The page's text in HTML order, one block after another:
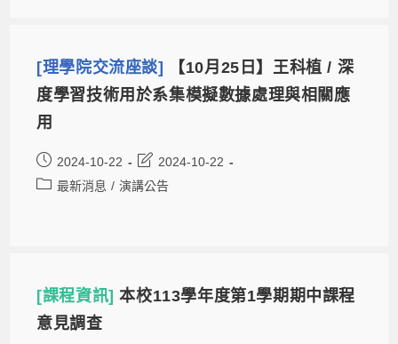
[理學院交流座談]
【10月25日】王科植 / 深
度學習技術用於系集模擬數據處理與相關應
用
2024-10-22
2024-10-22
最新消息 / 演講公告
[課程資訊]本校113學年度第1學期期中課程
意見調查